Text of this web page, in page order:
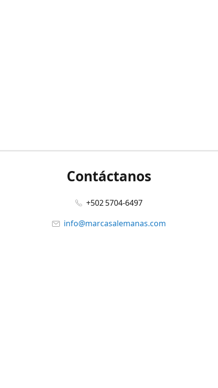
Contáctanos
+502 5704-6497
info@marcasalemanas.com